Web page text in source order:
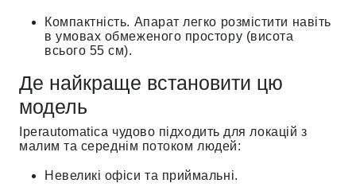
Компактність. Апарат легко розмістити навіть
в умовах обмеженого простору (висота
всього 55 см).
Де найкраще встановити цю
модель
Iperautomatica чудово підходить для локацій з
малим та середнім потоком людей:
Невеликі офіси та приймальні.